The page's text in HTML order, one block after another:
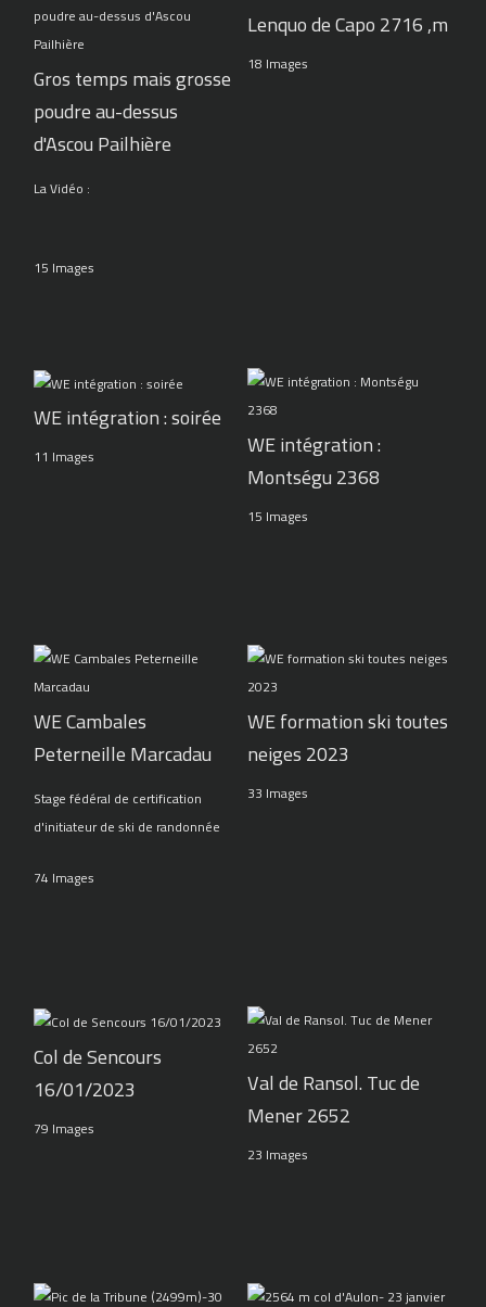
Gros temps mais grosse
poudre au-dessus
d'Ascou Pailhière
La Vidéo :
15 Images
Lenquo de Capo 2716 ,m
18 Images
WE intégration : soirée
11 Images
WE intégration :
Montségu 2368
15 Images
WE Cambales
Peterneille Marcadau
Stage fédéral de certification
d'initiateur de ski de randonnée
74 Images
WE formation ski toutes
neiges 2023
33 Images
Col de Sencours
16/01/2023
79 Images
Val de Ransol. Tuc de
Mener 2652
23 Images